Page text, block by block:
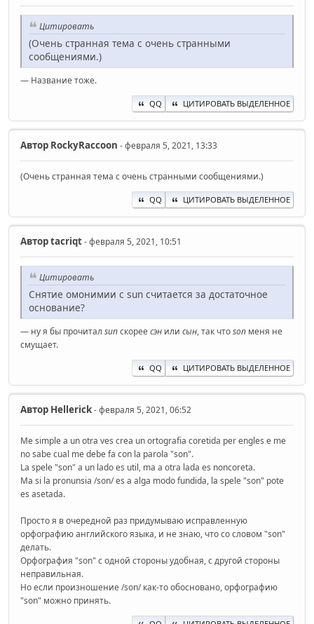
Цитировать
(Очень странная тема с очень странными
сообщениями.)
— Название тоже.
QQ ЦИТИРОВАТЬ ВЫДЕЛЕННОЕ
Автор RockyRaccoon - февраля 5, 2021, 13:33
(Очень странная тема с очень странными сообщениями.)
QQ ЦИТИРОВАТЬ ВЫДЕЛЕННОЕ
Авторta‍criqt- февраля 5, 2021, 10:51
Цитировать
Снятие омонимии с sun считается за достаточное
основание?
— ну я бы прочитал sunскорее сэн или сын, так чтоson меня не
смущает.
QQ ЦИТИРОВАТЬ ВЫДЕЛЕННОЕ
Автор Hellerick- февраля 5, 2021, 06:52
Me simple a un otra ves crea un ortografia coretida per engles e me
no sabe cual me debe fa con la parola "son".
La spele "son" a un lado es util, ma a otra lada es noncoreta.
Ma si la pronunsia /son/ es a alga modo fundida, la spele "son" pote
es asetada.
Просто я в очередной раз придумываю исправленную
орфографию английского языка, и не знаю, что со словом "son"
делать.
Орфография "son" с одной стороны удобная, с другой стороны
неправильная.
Но если произношение /son/ как-то обосновано, орфографию
"son" можно принять.